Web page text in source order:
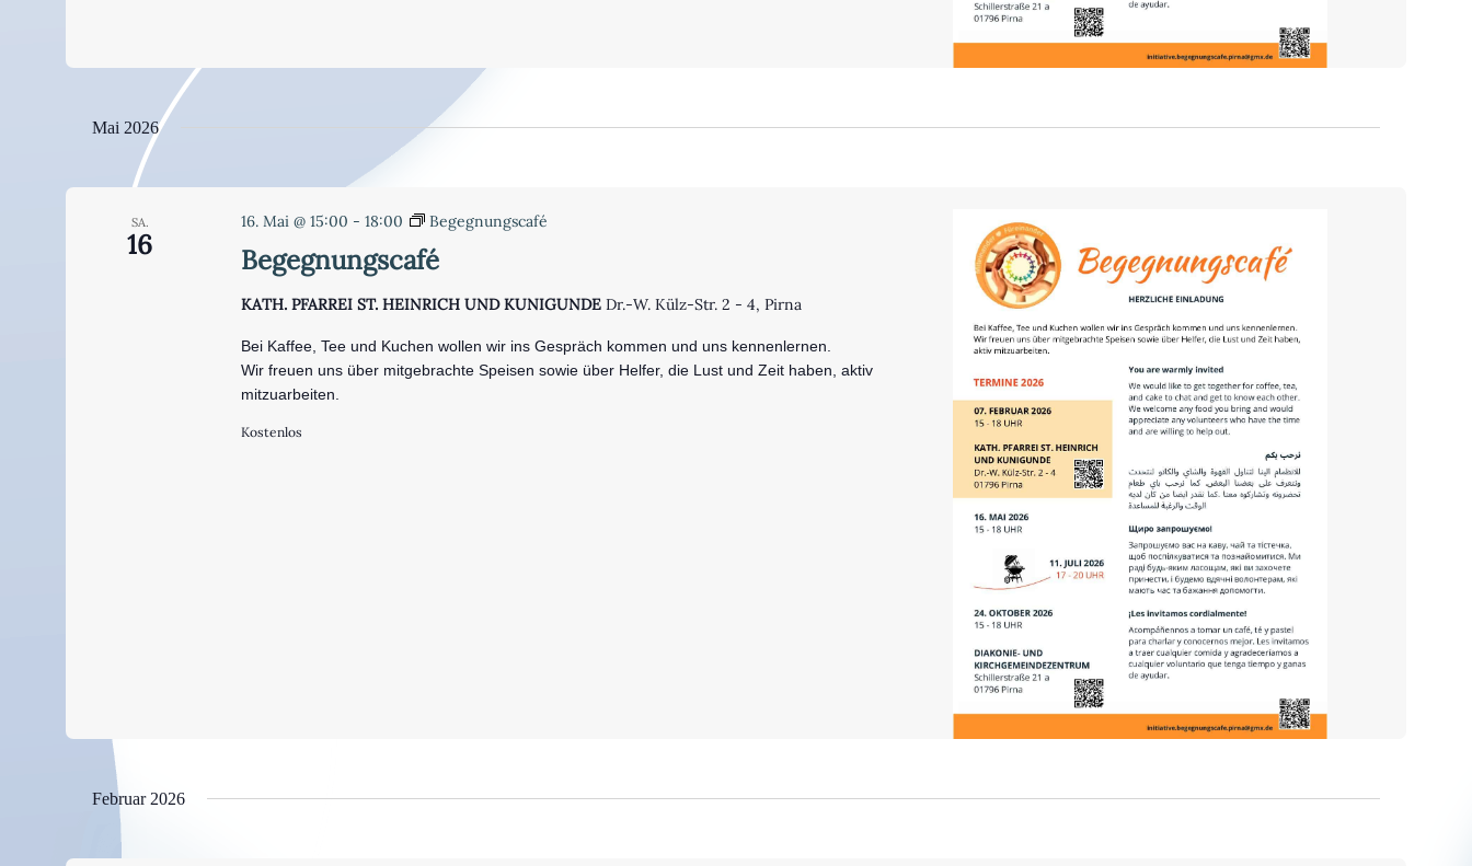
Mai 2026
SA.
16 Begegnungscafé
16. Mai @ 15:00 - 18:00 Begegnungscafé
KATH. PFARREI ST. HEINRICH UND KUNIGUNDE Dr.-W. Külz-Str. 2 - 4, Pirna
Bei Kaffee, Tee und Kuchen wollen wir ins Gespräch kommen und uns kennenlernen.
Wir freuen uns über mitgebrachte Speisen sowie über Helfer, die Lust und Zeit haben, aktiv
mitzuarbeiten.
Kostenlos
Februar 2026